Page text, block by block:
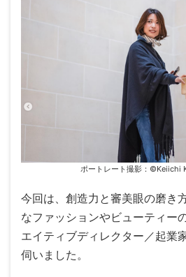
ポートレート撮影：©Keiichi
今回は、創造力と審美眼の磨き
なファッションやビューティー
エイティブディレクター／起業
伺いました。